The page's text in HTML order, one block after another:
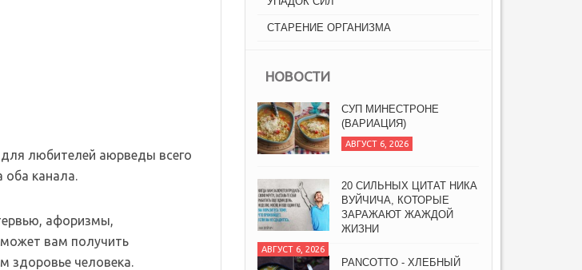
любителей аюрведы всего
канала.
афоризмы,
вам получить
здоровье человека.
СТАРЕНИЕ ОРГАНИЗМА
НОВОСТИ
СУП МИНЕСТРОНЕ
(ВАРИАЦИЯ)
АВГУСТ 6, 2026
20 СИЛЬНЫХ ЦИТАТ НИКА
ВУЙЧИЧА, КОТОРЫЕ
ЗАРАЖАЮТ ЖАЖДОЙ
ЖИЗНИ
АВГУСТ 6, 2026
PANCOTTO - ХЛЕБНЫЙ